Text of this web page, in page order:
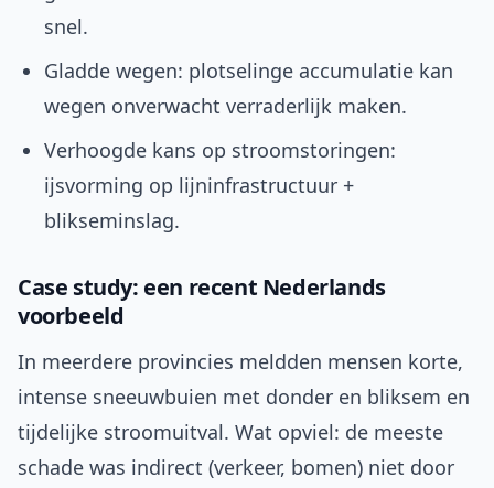
snel.
Gladde wegen: plotselinge accumulatie kan
wegen onverwacht verraderlijk maken.
Verhoogde kans op stroomstoringen:
ijsvorming op lijninfrastructuur +
blikseminslag.
Case study: een recent Nederlands
voorbeeld
In meerdere provincies meldden mensen korte,
intense sneeuwbuien met donder en bliksem en
tijdelijke stroomuitval. Wat opviel: de meeste
schade was indirect (verkeer, bomen) niet door